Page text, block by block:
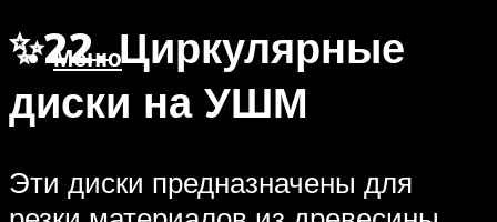
Меню
✨22. Циркулярные
диски на УШМ
Эти диски предназначены для